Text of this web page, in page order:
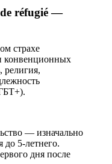
réfugié —
страхе
конвенционных
религия,
— изначально
до 5-летнего.
дня после